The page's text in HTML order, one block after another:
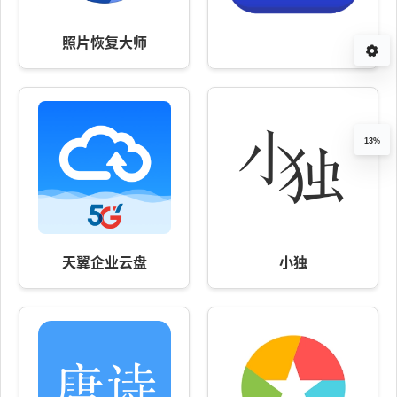
照片恢复大师
天翼企业云盘 小独
13%